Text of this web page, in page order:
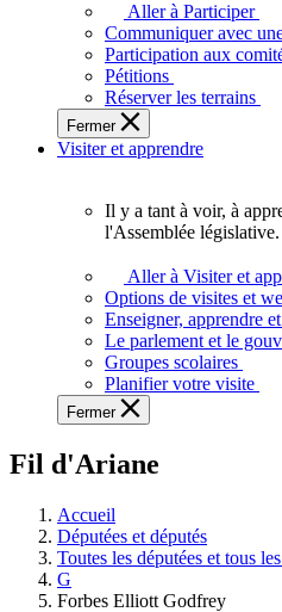
plein
potentiel,
l'Assemblée
a
besoin
de
Aller à Participer
Communiquer avec
Participation aux
Pétitions
Réserver les terrains
Fermer
Visiter et apprendre
voir,
apprendre
et
à
à
législative.
Il y a tant à voir, à
l'Assemblée législative.
Aller à Visiter et
Options de visites et
Enseigner, apprendre
Le parlement et le
Groupes scolaires
Planifier votre visite
Fermer
Fil d'Ariane
Accueil
Députées et députés
Toutes les députées et tous
G
Forbes Elliott Godfrey